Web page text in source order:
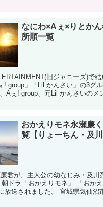
なにわ×Aぇ×りとか
所順一覧
旧ジャニーズ)で
! group」「Lil かんさい」の3グ
Aぇ! group、元Lil かんさいのメ
おかえりモネ永瀬廉
覧【りょーちん・及川
君が、主人公の幼なじみ・及川
ドラ「おかえりモネ」 「おかえ
放送されました。 宮城県気仙沼